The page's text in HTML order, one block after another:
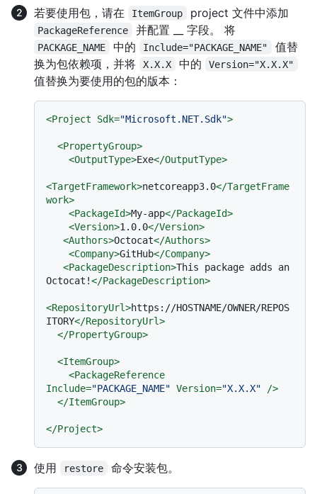
若要使用包，请在 ItemGroup project 文件中添加
PackageReference 并配置 __ 字段。 将
PACKAGE_NAME 中的 Include="PACKAGE_NAME"
值替
换为包依赖项，并将
X.X.X 中的 Version="X.X.X"
值替换为要使用的包的版本：
<Project Sdk="Microsoft.NET.Sdk">
<PropertyGroup>
<OutputType>Exe</OutputType>
<TargetFramework>netcoreapp3.0</TargetFrame
work>
<PackageId>My-app</PackageId>
<Version>1.0.0</Version>
<Authors>Octocat</Authors>
<Company>GitHub</Company>
<PackageDescription>This package adds an
Octocat!</PackageDescription>
<RepositoryUrl>https://HOSTNAME/OWNER/REPOS
ITORY</RepositoryUrl>
</PropertyGroup>
<ItemGroup>
<PackageReference
Include="PACKAGE_NAME" Version="X.X.X" />
</ItemGroup>
</Project>
使用 restore 命令安装包。